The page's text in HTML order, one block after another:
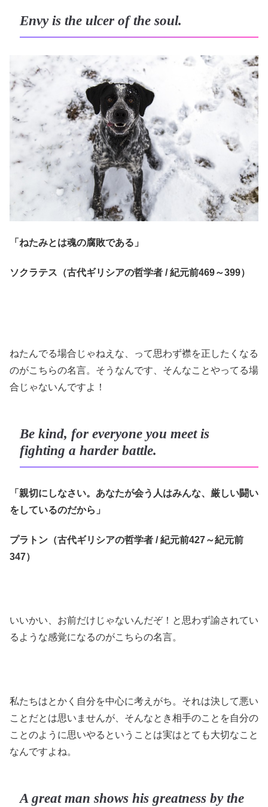
Envy is the ulcer of the soul.
「ねたみとは魂の腐敗である」
ソクラテス（古代ギリシアの哲学者 / 紀元前469～399）
ねたんでる場合じゃねえな、って思わず襟を正したくなる
のがこちらの名言。そうなんです、そんなことやってる場
合じゃないんですよ！
Be kind, for everyone you meet is
fighting a harder battle.
「親切にしなさい。あなたが会う人はみんな、厳しい闘い
をしているのだから」
プラトン（古代ギリシアの哲学者 / 紀元前427～紀元前
347）
いいかい、お前だけじゃないんだぞ！と思わず諭されてい
るような感覚になるのがこちらの名言。
私たちはとかく自分を中心に考えがち。それは決して悪い
ことだとは思いませんが、そんなとき相手のことを自分の
ことのように思いやるということは実はとても大切なこと
なんですよね。
A great man shows his greatness by the